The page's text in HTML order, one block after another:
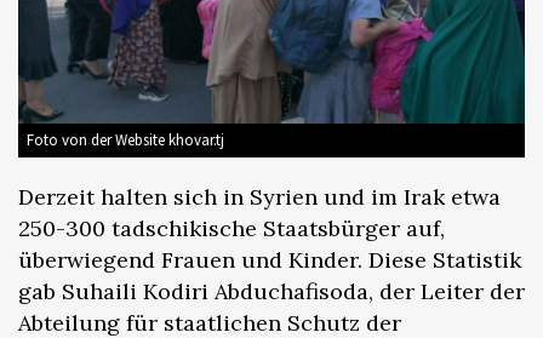
Foto von der Website khovar.tj
Derzeit halten sich in Syrien und im Irak etwa
250-300 tadschikische Staatsbürger auf,
überwiegend Frauen und Kinder. Diese Statistik
gab Suhaili Kodiri Abduchafisoda, der Leiter der
Abteilung für staatlichen Schutz der